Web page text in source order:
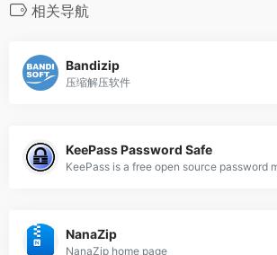
相关导航
Bandizip
压缩解压软件
KeePass Password Safe
NanaZip
NanaZip home page